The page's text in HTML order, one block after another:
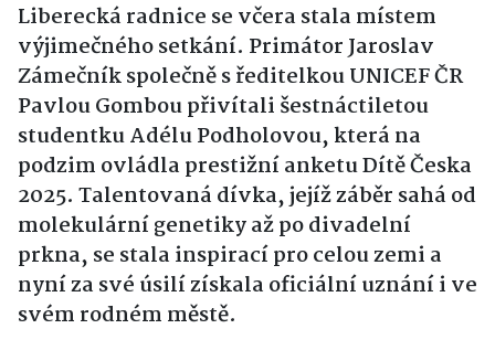
Liberecká radnice se včera stala místem
výjimečného setkání. Primátor Jaroslav
Zámečník společně s ředitelkou UNICEF ČR
Pavlou Gombou přivítali šestnáctiletou
studentku Adélu Podholovou, která na
podzim ovládla prestižní anketu Dítě Česka
2025. Talentovaná dívka, jejíž záběr sahá od
molekulární genetiky až po divadelní
prkna, se stala inspirací pro celou zemi a
nyní za své úsilí získala oficiální uznání i ve
svém rodném městě.